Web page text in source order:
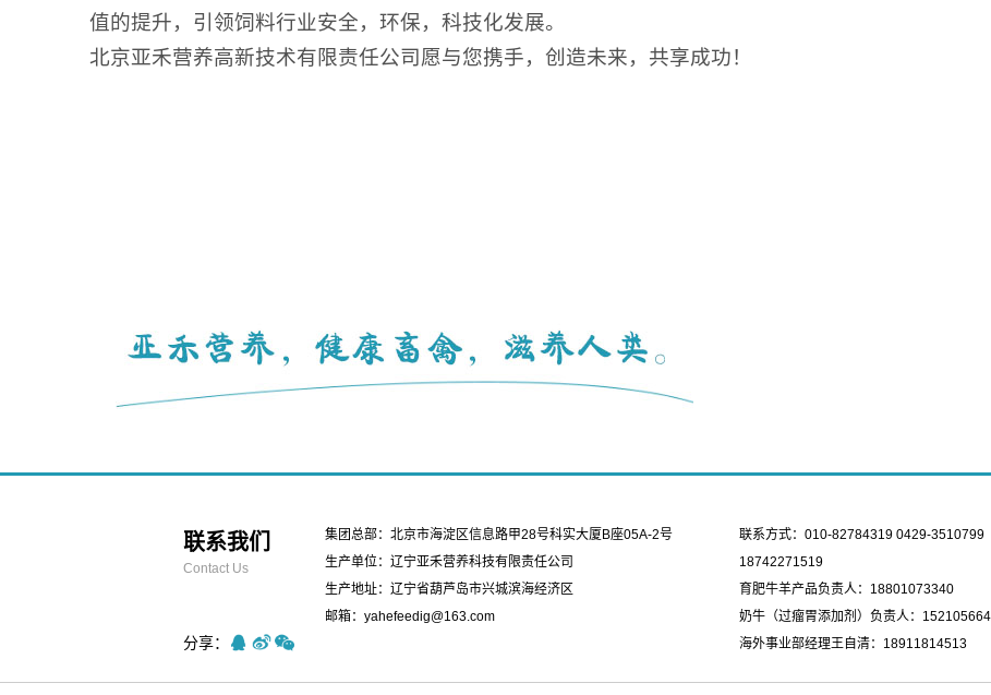
值的提升，引领饲料行业安全，环保，科技化发展。
北京亚禾营养高新技术有限责任公司愿与您携手，创造未来，共享成功！
联系我们
Contact Us
分享：
集团总部：北京市海淀区信息路甲28号科实大厦B座05A-2号
生产单位：辽宁亚禾营养科技有限责任公司
生产地址：辽宁省葫芦岛市兴城滨海经济区
邮箱：yahefeedig@163.com
联系方式：010-82784319 0429-3510799
18742271519
育肥牛羊产品负责人：18801073340
奶牛（过瘤胃添加剂）负责人：
海外事业部经理王自清：18911814513